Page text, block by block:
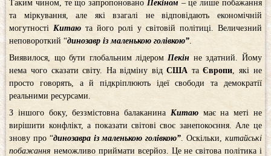
Таким чином, те що запропоновано Пекіном – це лише побажання
та міркування, але які взагалі не відповідають економічній
могутності Китаю та його ролі у світовій політиці. Величезний
неповороткий “динозавр із маленькою голівкою”
Виявилося, що бути глобальним лідером Пекін не здатний. Йому
нема чого сказати світу. На відміну відСША таЄвропи , які не
просто говорять, а й підкріплюють ідеї свободи та демократії
реальними ресурсами.
З іншого боку, беззмістовна балаканина Китаюмає на меті не
вирішити конфлікт, а показати світові своє занепокоєння. Але це
знову про “динозавра із маленькою голівкою” . Оскільки, китайські
побажання неможливо приймати всерйоз. Це не світова політика і